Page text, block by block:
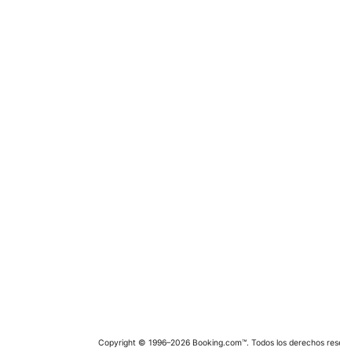
Copyright © 1996–2026 Booking.com™. Todos los derechos